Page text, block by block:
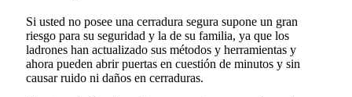
Si usted no posee una cerradura segura supone un gran
riesgo para su seguridad y la de su familia, ya que los
ladrones han actualizado sus métodos y herramientas y
ahora pueden abrir puertas en cuestión de minutos y sin
causar ruido ni daños en cerraduras.